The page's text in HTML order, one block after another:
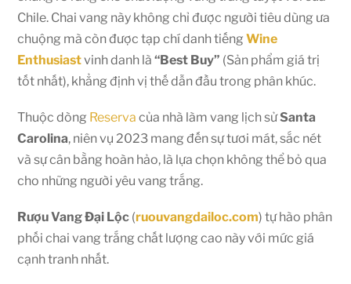
Chile. Chai vang này không chỉ được người tiêu dùng ưa
chuộng mà còn được tạp chí danh tiếngWine
Enthusiastvinh danh là“Best Buy” (Sản phẩm giá trị
tốt nhất), khẳng định vị thế dẫn đầu trong phân khúc.
Thuộc dòng Reserva của nhà làm vang lịch sửSanta
Carolina, niên vụ 2023 mang đến sự tươi mát, sắc nét
và sự cân bằng hoàn hảo, là lựa chọn không thể bỏ qua
cho những người yêu vang trắng.
Rượu Vang Đại Lộc (ruouvangdailoc.com) tự hào phân
phối chai vang trắng chất lượng cao này với mức giá
cạnh tranh nhất.